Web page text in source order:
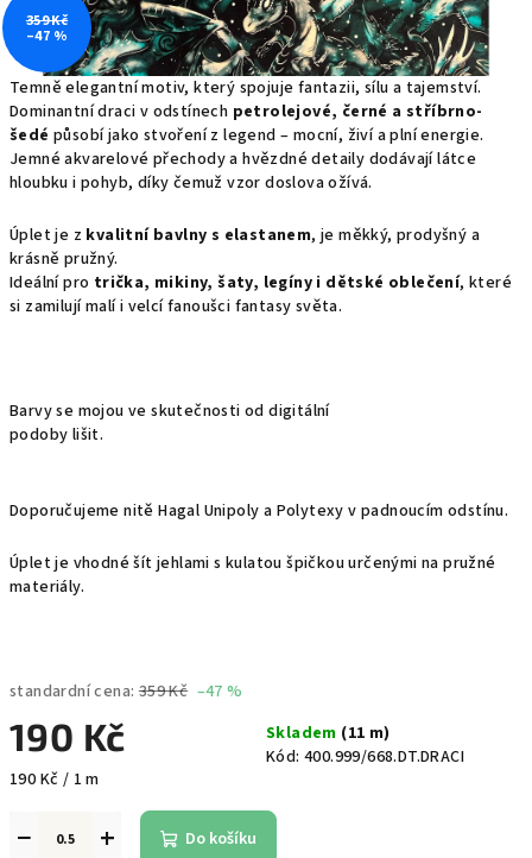
Temně elegantní motiv, který spojuje fantazii, sílu a tajemství.
Dominantní draci v odstínech petrolejové, černé a stříbrno-
šedé působí jako stvoření z legend – mocní, živí a plní energie.
Jemné akvarelové přechody a hvězdné detaily dodávají látce
hloubku i pohyb, díky čemuž vzor doslova ožívá.
Úplet je z kvalitní bavlny s elastanem, je měkký, prodyšný a
krásně pružný.
Ideální pro trička, mikiny, šaty, legíny i dětské oblečení, které
si zamilují malí i velcí fanoušci fantasy světa.
Barvy se mojou ve skutečnosti od digitální
podoby lišit.
Doporučujeme nitě Hagal Unipoly a Polytexy v padnoucím odstínu.
Úplet je vhodné šít jehlami s kulatou špičkou určenými na pružné
materiály.
standardní cena: 359 Kč –47 %
190 Kč
Měrná
190 Kč / 1 m
Skladem (11 m)
Kód: 400.999/668.DT.DRACI
+
− Do košíku
359 Kč
–47 %